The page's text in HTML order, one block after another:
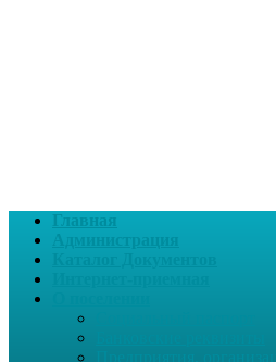
Главная
Администрация